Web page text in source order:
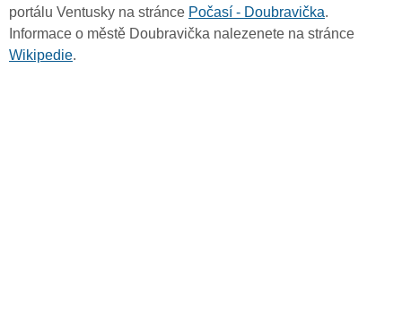
portálu Ventusky na stránce Počasí - Doubravička.
Informace o městě Doubravička nalezenete na stránce
Wikipedie.